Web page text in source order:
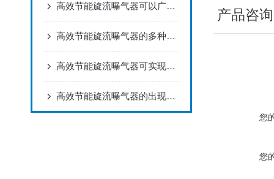
高效节能旋流曝气器可以广泛应用于污水处理领域中
高效节能旋流曝气器的多种使用方法探讨
高效节能旋流曝气器可实现气液固三相充分混合
高效节能旋流曝气器的出现解决了现有曝气器维修麻烦的问题
产品咨询
您
您